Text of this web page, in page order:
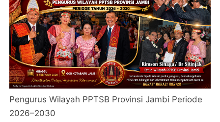
Pengurus Wilayah PPTSB Provinsi Jambi Periode
2026–2030